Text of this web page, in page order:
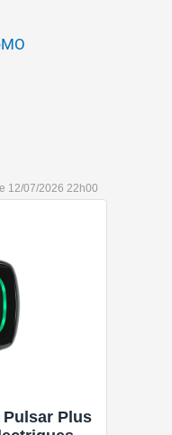
12/07/2026 22h00
Plus